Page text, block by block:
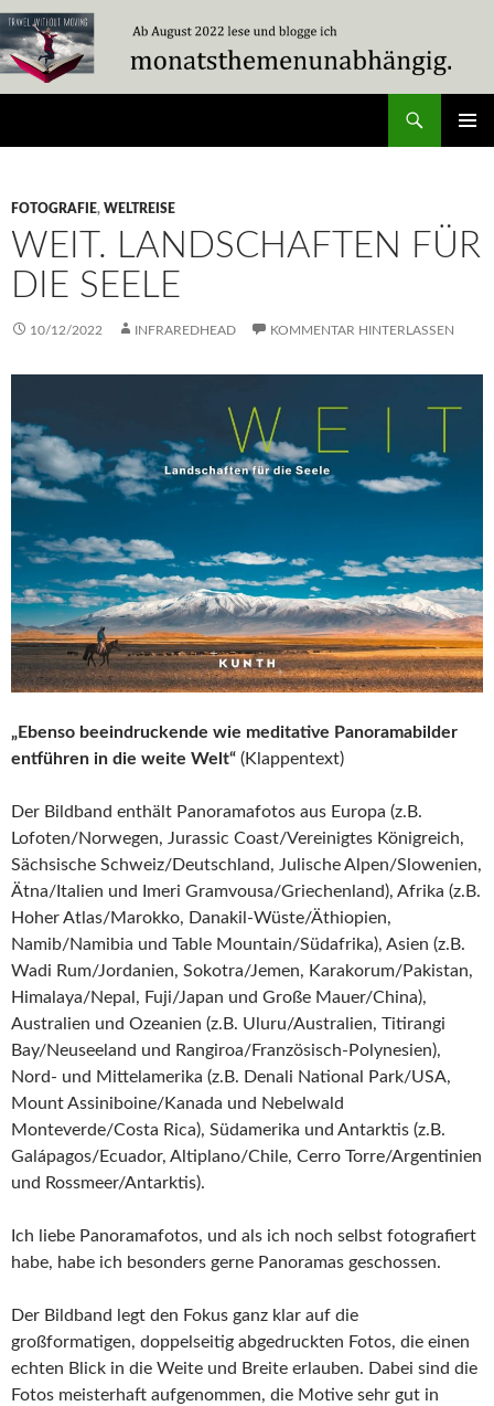
Zum
Inhalt
springen
FOTOGRAFIE, WELTREISE
WEIT. LANDSCHAFTEN FÜR
DIE SEELE
10/12/2022 INFRAREDHEAD KOMMENTAR HINTERLASSEN
„Ebenso beeindruckende wie meditative Panoramabilder
entführen in die weite Welt“ (Klappentext)
Der Bildband enthält Panoramafotos aus Europa (z.B.
Lofoten/Norwegen, Jurassic Coast/Vereinigtes Königreich,
Sächsische Schweiz/Deutschland, Julische Alpen/Slowenien,
Ätna/Italien und Imeri Gramvousa/Griechenland), Afrika (z.B.
Hoher Atlas/Marokko, Danakil-Wüste/Äthiopien,
Namib/Namibia und Table Mountain/Südafrika), Asien (z.B.
Wadi Rum/Jordanien, Sokotra/Jemen, Karakorum/Pakistan,
Himalaya/Nepal, Fuji/Japan und Große Mauer/China),
Australien und Ozeanien (z.B. Uluru/Australien, Titirangi
Bay/Neuseeland und Rangiroa/Französisch-Polynesien),
Nord- und Mittelamerika (z.B. Denali National Park/USA,
Mount Assiniboine/Kanada und Nebelwald
Monteverde/Costa Rica), Südamerika und Antarktis (z.B.
Galápagos/Ecuador, Altiplano/Chile, Cerro Torre/Argentinien
und Rossmeer/Antarktis).
Ich liebe Panoramafotos, und als ich noch selbst fotografiert
habe, habe ich besonders gerne Panoramas geschossen.
Der Bildband legt den Fokus ganz klar auf die
großformatigen, doppelseitig abgedruckten Fotos, die einen
echten Blick in die Weite und Breite erlauben. Dabei sind die
Fotos meisterhaft aufgenommen, die Motive sehr gut in